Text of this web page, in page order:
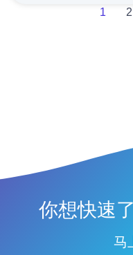
1 2
你想快速
马